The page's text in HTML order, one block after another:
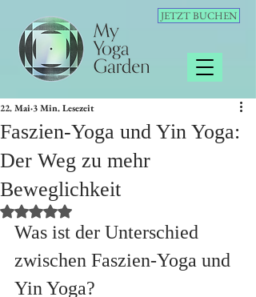
JETZT BUCHEN
Faszien-Yoga und Yin Yoga:
Der Weg zu mehr
Beweglichkeit
22. Mai 3 Min. Lesezeit
Mit NaN von 5 Sternen bewertet.
Was ist der Unterschied
zwischen Faszien-Yoga und
Yin Yoga?